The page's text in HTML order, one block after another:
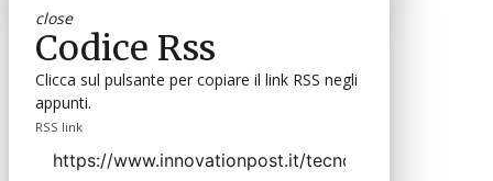
close
Codice Rss
Clicca sul pulsante per copiare il link RSS negli
appunti.
RSS link